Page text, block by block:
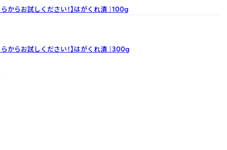
らからお試しください！】はがくれ漬 ｜100g
らからお試しください！】はがくれ漬 ｜300g